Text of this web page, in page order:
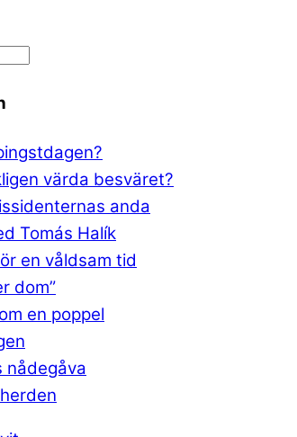
värda besväret?
anda
Tomás Halík
en våldsam tid
dom”
en poppel
nådegåva